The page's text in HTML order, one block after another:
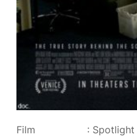
Film : Spotlight